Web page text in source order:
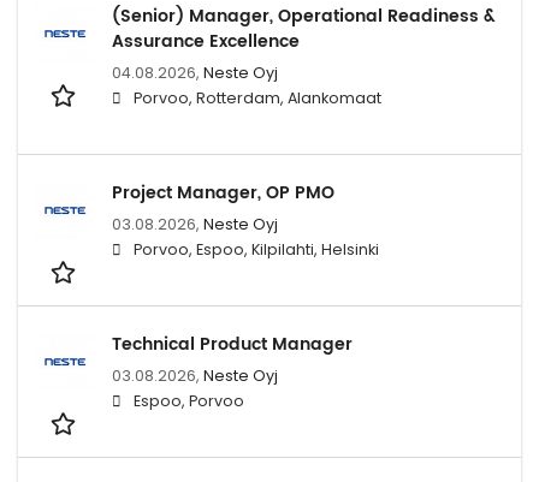
(Senior) Manager, Operational Readiness &
Assurance Excellence
04.08.2026, Neste Oyj
Porvoo, Rotterdam, Alankomaat
Project Manager, OP PMO
03.08.2026, Neste Oyj
Porvoo, Espoo, Kilpilahti, Helsinki
Technical Product Manager
03.08.2026, Neste Oyj
Espoo, Porvoo